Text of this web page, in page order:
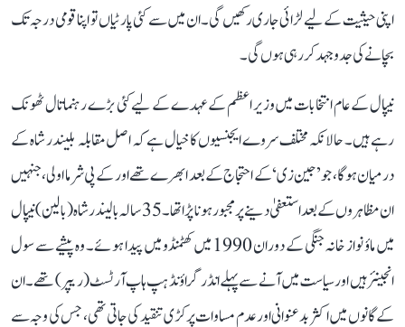
اپنی حیثیت کے لیے لڑائی جاری رکھیں گی۔ ان میں سے کئی پارٹیاں تو اپنا قومی درجہ تک
بچانے کی جدوجہد کررہی ہوں گی۔
نیپال کے عام انتخابات میں وزیر اعظم کے عہدے کے لیے کئی بڑے رہنما تال ٹھونک
رہے ہیں۔ حالانکہ مختلف سروے ایجنسیوں کا خیال ہے کہ اصل مقابلہ بلیندر شاہ کے
درمیان ہوگا، جو’جین زی‘ کے احتجاج کے بعد ابھرے تھے اور کے پی شرما اولی، جنہیں
ان مظاہروں کے بعد استعفیٰ دینے پر مجبور ہونا پڑا تھا۔ 35 سالہ بالیندر شاہ (بالین) نیپال
میں ماؤ نواز خانہ جنگی کے دوران 1990 میں کھٹمنڈو میں پیدا ہوئے۔ وہ پیشے سے سول
انجینئر ہیں اور سیاست میں آنے سے پہلے انڈر گراؤنڈ ہپ ہاپ آرٹسٹ (ریپر) تھے۔ ان
کے گانوں میں اکثر بدعنوانی اور عدم مساوات پر کڑی تنقید کی جاتی تھی، جس کی وجہ سے